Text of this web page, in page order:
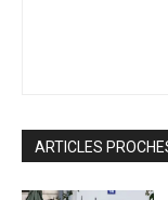
ARTICLES